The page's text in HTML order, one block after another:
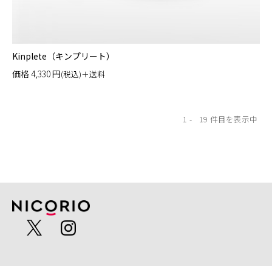
Kinplete（キンプリート）
価格4,330円(税込)＋送料
1 19